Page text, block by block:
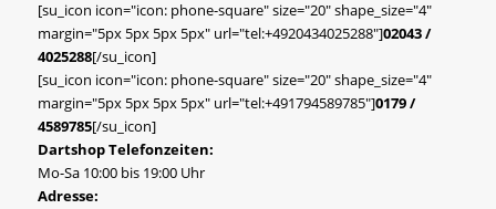
[su_icon icon="icon: phone-square" size="20" shape_size="4"
margin="5px 5px 5px 5px" url="tel:+4920434025288"]02043 /
4025288[/su_icon]
[su_icon icon="icon: phone-square" size="20" shape_size="4"
margin="5px 5px 5px 5px" url="tel:+491794589785"]0179 /
4589785[/su_icon]
Dartshop Telefonzeiten:
Mo-Sa 10:00 bis 19:00 Uhr
Adresse: